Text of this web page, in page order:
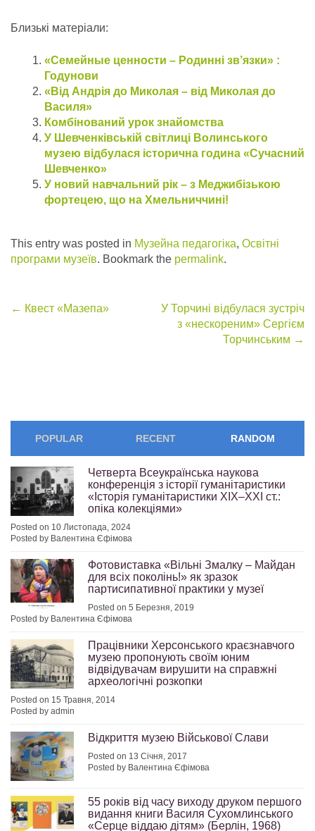
Близькі матеріали:
«Семейные ценности – Родинні зв’язки» :
Годунови
«Від Андрія до Миколая – від Миколая до
Василя»
Комбінований урок знайомства
У Шевченківській світлиці Волинського
музею відбулася історична година «Сучасний
Шевченко»
У новий навчальний рік – з Меджибізькою
фортецею, що на Хмельниччині!
This entry was posted in Музейна педагогіка, Освітні
програми музеїв. Bookmark the permalink.
Post
← Квест «Мазепа»
У Торчині відбулася зустріч
з «нескореним» Сергієм
Торчинським →
POPULAR RECENT RANDOM
Четверта Всеукраїнська наукова
конференція з історії гуманітаристики
«Історія гуманітаристики ХІХ–ХХІ ст.:
опіка колекціями»
Posted on 10 Листопада, 2024
Posted by Валентина Єфімова
Фотовиставка «Вільні Змалку – Майдан
для всіх поколінь!» як зразок
партисипативної практики у музеї
Posted on 5 Березня, 2019
Posted by Валентина Єфімова
Працівники Херсонського краєзнавчого
музею пропонують своїм юним
відвідувачам вирушити на справжні
археологічні розкопки
Posted on 15 Травня, 2014
Posted by admin
Відкриття музею Військової Слави
Posted on 13 Січня, 2017
Posted by Валентина Єфімова
55 років від часу виходу друком першого
видання книги Василя Сухомлинського
«Серце віддаю дітям» (Берлін, 1968)